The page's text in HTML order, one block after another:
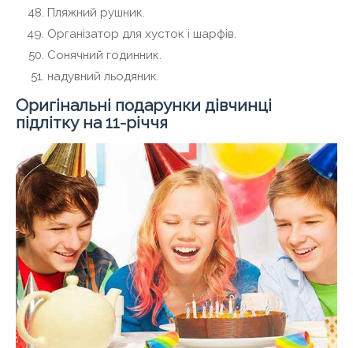
Пляжний рушник.
Організатор для хусток і шарфів.
Сонячний годинник.
надувний льодяник.
Оригінальні подарунки дівчинці
підлітку на 11-річчя